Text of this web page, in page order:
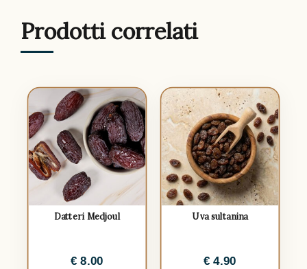
Prodotti correlati
Datteri Medjoul
€ 8.00
Uva sultanina
€ 4.90